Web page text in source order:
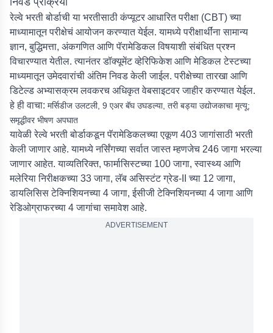
रेल्वे भरती बोर्डाची या भरतीसाठी कंप्यूटर आधारित परीक्षा (CBT) च्या
माध्यामातून परीक्षेचं आयोजन करण्यात येईल. यामध्ये परीक्षार्थींना सामान्य
ज्ञान, बुद्धिमत्ता, अंकगणित आणि पॅरामेडिकल विषयाशी संबंधित प्रश्न
विचारण्यात येतील. त्यानंतर डॉक्यूमेंट व्हेरिफिकेश आणि मेडिकल टेस्टच्या
माध्यमातून उमेदवारांची अंतिम निवड केली जाईल. परीक्षेच्या तारखा आणि
डिटेल्ड अभ्यासक्रम लवकरच अधिकृत वेबसाइटवर जाहीर करण्यात येईल.
हे ही वाचा: मर्सिडीज उलटली, 9 एअर बॅघ उघडल्या, तरी बड्या उद्योजकाचा मृत्यू;
समृद्धीवर भीषण अपघात
यावेळी रेल्वे भरती बोर्डाकडून पॅरामेडिकलच्या एकूण 403 जागांसाठी भरती
केली जाणार आहे. यामध्ये नर्सिंगच्या सर्वात जास्त म्हणजेच 246 जागा भरल्या
जाणार आहेत. याव्यतिरिक्त, फार्मासिस्टच्या 100 जागा, स्वास्थ्य आणि
मलेरिया निरीक्षकच्या 33 जागा, लॅब असिस्टंट ग्रेड-II च्या 12 जागा,
डायलिसिस टेक्निशियनच्या 4 जागा, ईसीजी टेक्निशियनच्या 4 जागा आणि
रेडिओग्राफरच्या 4 जागांचा समावेश आहे.
ADVERTISEMENT